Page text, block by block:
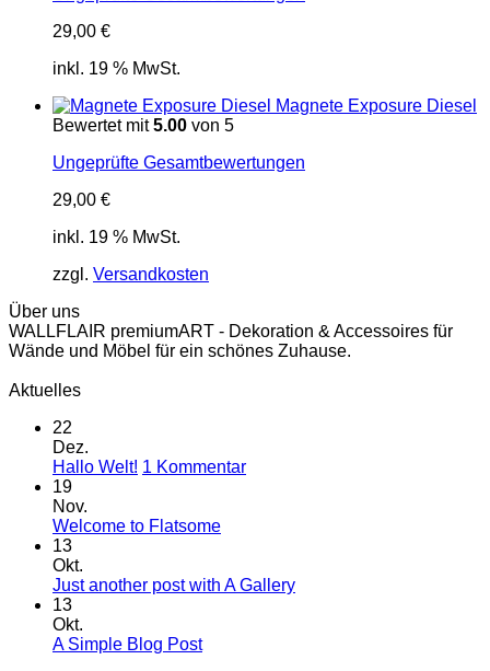
29,00 €
inkl. 19 % MwSt.
Magnete Exposure Diesel
Bewertet mit5.00 von 5
Ungeprüfte Gesamtbewertungen
29,00 €
inkl. 19 % MwSt.
zzgl. Versandkosten
Über uns
WALLFLAIR premiumART - Dekoration & Accessoires für
Wände und Möbel für ein schönes Zuhause.
Aktuelles
22
Dez.
Hallo Welt! 1 Kommentarzu
19
Nov.
Welcome to FlatsomeKeine
Welcome
13
Okt.
Just another post with A GalleryKeine
13
Okt.
A Simple Blog PostKeine